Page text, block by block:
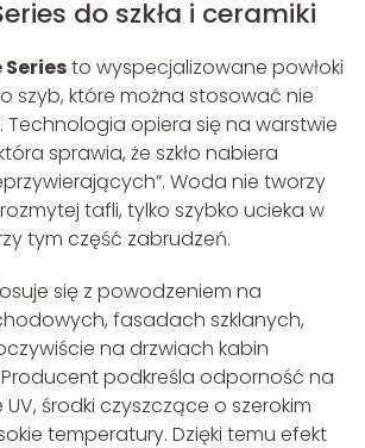
do szkła i ceramiki
Seriesto wyspecjalizowane powłoki
szyb, które można stosować nie
Technologia opiera się na warstwie
sprawia, że szkło nabiera
Woda nie tworzy
tafli, tylko szybko ucieka w
tym część zabrudzeń.
się z powodzeniem na
fasadach szklanych,
na drzwiach kabin
podkreśla odporność na
środki czyszczące o szerokim
temperatury. Dzięki temu efekt